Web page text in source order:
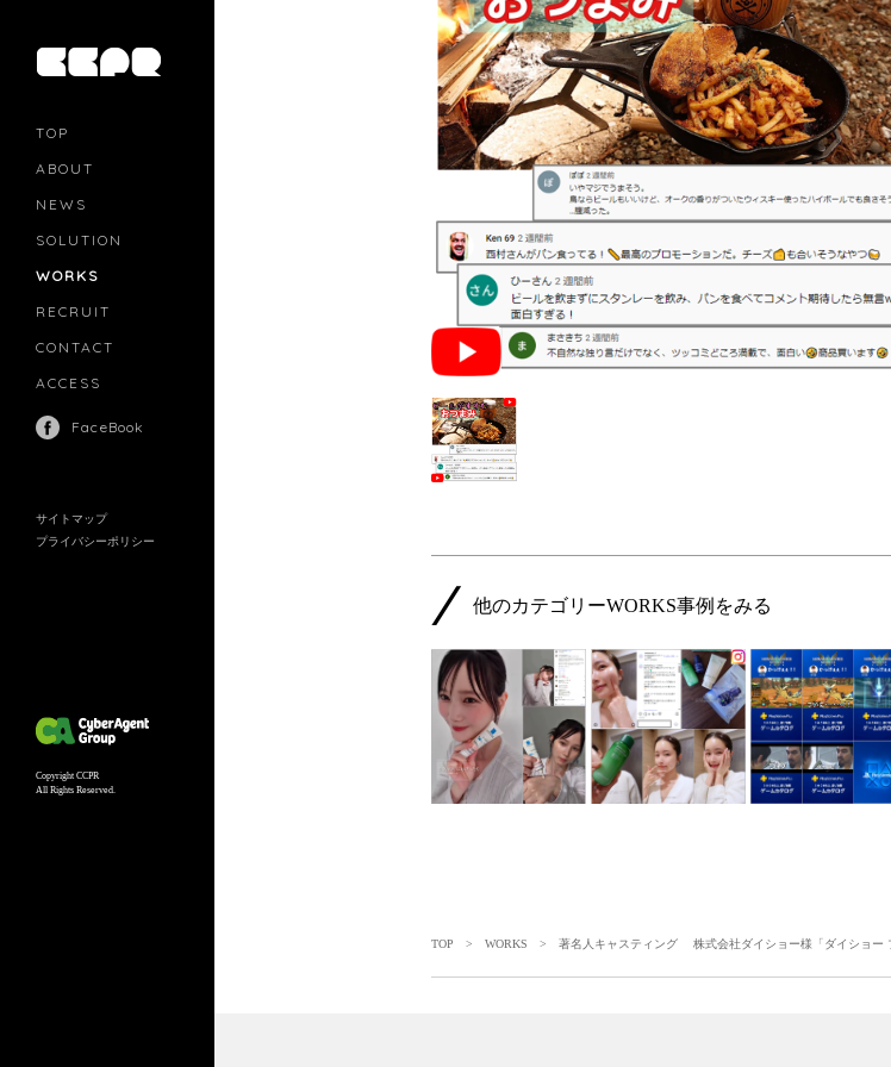
TOP
ABOUT
NEWS
SOLUTION
WORKS
RECRUIT
CONTACT
ACCESS
FaceBook
サイトマップ
プライバシーポリシー
Copyright CCPR
All Rights Reserved.
MOVIE MARKETING
INFLUENCERS MARKETING
他のカテゴリーWORKS事例をみる
TOP > WORKS > 著名人キャスティング 株式会社ダイショー様「ダイショー